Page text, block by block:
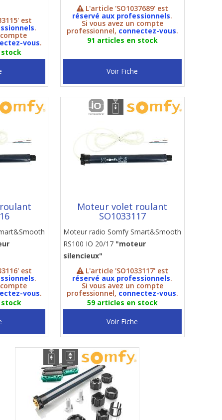
est
.
vous.
stock
L'article 'SO1037689' est
réservé aux professionnels.
Si vous avez un compte
professionnel, connectez-vous.
91 articles en stock
Voir Fiche
est
.
vous.
stock
Moteur volet roulant
SO1033117
Moteur radio Somfy Smart&Smooth
RS100 IO 20/17 "moteur
silencieux"
L'article 'SO1033117' est
réservé aux professionnels.
Si vous avez un compte
professionnel, connectez-vous.
59 articles en stock
Voir Fiche